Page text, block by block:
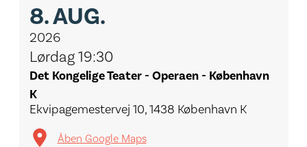
8.AUG.
2026
Lørdag 19:30
Det Kongelige Teater - Operaen - København
K
Ekvipagemestervej 10, 1438 København K
Åben Google Maps